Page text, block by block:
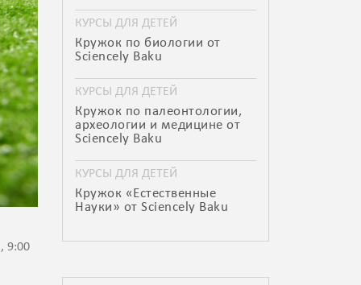
9:00
КУРСЫ ДЛЯ ДЕТЕЙ
Кружок по биологии от
Sciencely Baku
КУРСЫ ДЛЯ ДЕТЕЙ
Кружок по палеонтологии,
археологии и медицине от
Sciencely Baku
КУРСЫ ДЛЯ ДЕТЕЙ
Кружок «Естественные
Науки» от Sciencely Baku